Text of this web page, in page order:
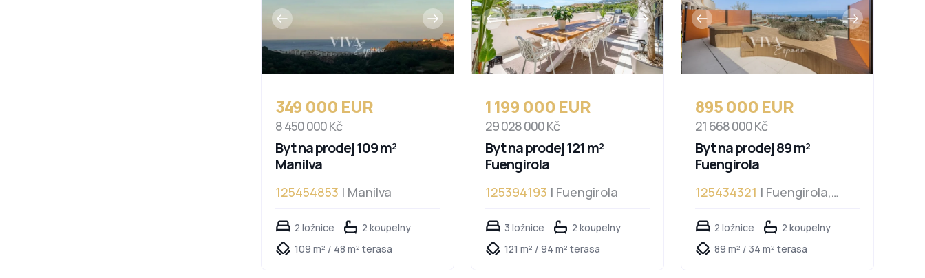
349 000 EUR
8 450 000 Kč
Byt na prodej 109 m²
Manilva
125454853 | Manilva
2 ložnice
2 koupelny
109 m² / 48 m² terasa
1 199 000 EUR
29 028 000 Kč
Byt na prodej 121 m²
Fuengirola
125394193 | Fuengirola
3 ložnice
2 koupelny
121 m² / 94 m² terasa
895 000 EUR
21 668 000 Kč
Byt na prodej 89 m²
Fuengirola
125434321 | Fuengirola,
2 ložnice
2 koupelny
89 m² / 34 m² terasa